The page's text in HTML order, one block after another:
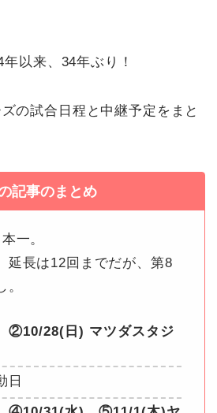
以来、34年ぶり！
の試合日程と中継予定をまと
記事のまとめ
一。
延長は12回までだが、第8
②10/28(日) マツダスタジ
日